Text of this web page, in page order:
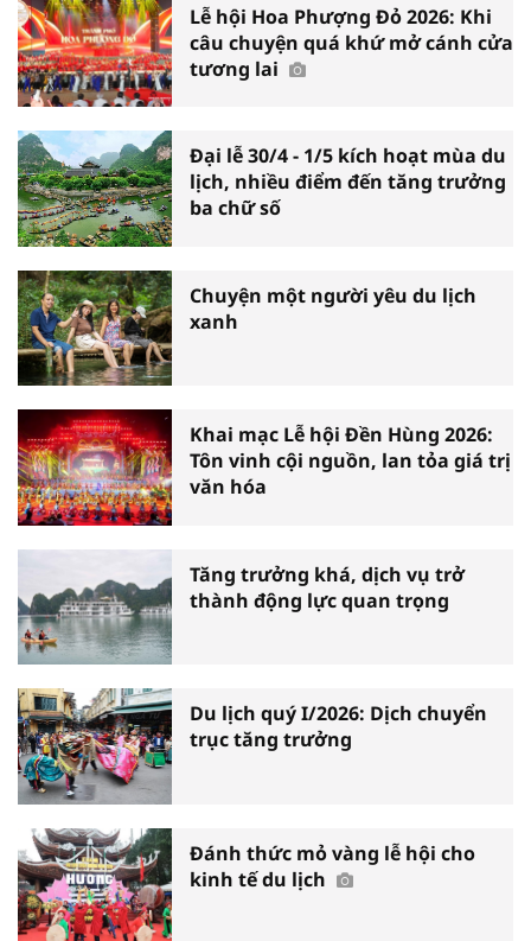
Lễ hội Hoa Phượng Đỏ 2026: Khi
câu chuyện quá khứ mở cánh cửa
tương lai
Đại lễ 30/4 - 1/5 kích hoạt mùa du
lịch, nhiều điểm đến tăng trưởng
ba chữ số
Chuyện một người yêu du lịch
xanh
Khai mạc Lễ hội Đền Hùng 2026:
Tôn vinh cội nguồn, lan tỏa giá trị
văn hóa
Tăng trưởng khá, dịch vụ trở
thành động lực quan trọng
Du lịch quý I/2026: Dịch chuyển
trục tăng trưởng
Đánh thức mỏ vàng lễ hội cho
kinh tế du lịch